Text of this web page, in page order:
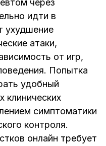
через
идти в
ухудшение
атаки,
от игр,
Попытка
удобный
клинических
симптоматики
контроля.
онлайн требует